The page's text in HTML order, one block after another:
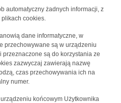
automatyczny żadnych informacji, z
cookies.
dane informatyczne, w
przechowywane są w urządzeniu
przeznaczone są do korzystania ze
zazwyczaj zawierają nazwę
czas przechowywania ich na
numer.
końcowym Użytkownika